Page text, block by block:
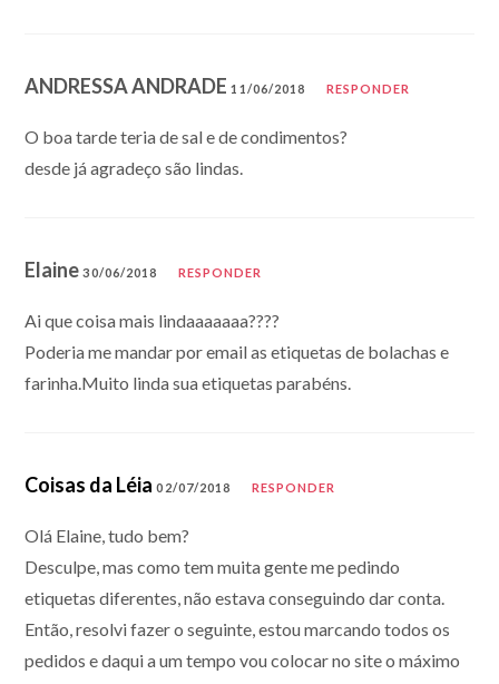
ANDRESSA ANDRADE11/06/2018 RESPONDER
O boa tarde teria de sal e de condimentos?
desde já agradeço são lindas.
Elaine30/06/2018 RESPONDER
Ai que coisa mais lindaaaaaaa????
Poderia me mandar por email as etiquetas de bolachas e
farinha.Muito linda sua etiquetas parabéns.
Coisas da Léia 02/07/2018 RESPONDER
Olá Elaine, tudo bem?
Desculpe, mas como tem muita gente me pedindo
etiquetas diferentes, não estava conseguindo dar conta.
Então, resolvi fazer o seguinte, estou marcando todos os
pedidos e daqui a um tempo vou colocar no site o máximo